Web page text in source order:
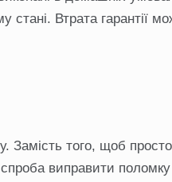
стані. Втрата гарантії
Замість того, щоб просто
спроба виправити поломку